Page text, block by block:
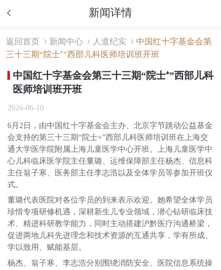
新闻详情
返回首页 新闻中心 人道纪实
中国红十字基金会第
三十三期“院士⁺”西部儿科医师培训班开班
中国红十字基金会第三十三期“院士⁺”西部儿科
医师培训班开班
2026-06-10
6月2日，由中国红十字基金会主办、北京字节跳动公益基金
会支持的第三十三期“院士+”西部儿科医师培训班在上海交
通大学医学院附属上海儿童医学中心开班。上海儿童医学中
心儿科临床医学院主任董璐、运维保障部主任杨杰、信息科
主任翁子寒、医务部主任李志浩以及全体学员等参加开班仪
式。
董璐代表医院对各位学员的到来表示欢迎。她希望全体学员
珍惜专项研修机遇，深耕新生儿专业领域，潜心钻研临床技
术、精进科研教学能力，同时主动搭建沪黔医疗沟通桥梁，
促进两地儿科先进理念和技术资源的互通共享，学有所成、
学以致用、赋能基层。
杨杰、翁子寒、李志浩分别围绕消防安全、医院信息系统操